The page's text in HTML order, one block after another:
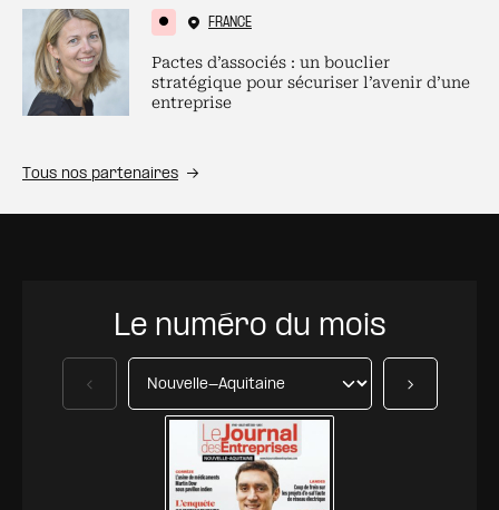
FRANCE
Pactes d’associés : un bouclier
stratégique pour sécuriser l’avenir d’une
entreprise
Tous nos partenaires
Le numéro du mois
Précédent Suivant